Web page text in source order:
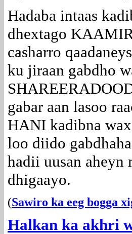
Hadaba intaas
dhextago
casharro
ku jiraan gabdho
gabar aan lasoo
HANI kadibna
loo diido
hadii uusan aheyn
dhigaayo.
(Sawiro ka eeg bogga
Halkan ka akhri